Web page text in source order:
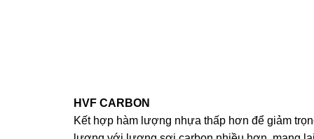
HVF CARBON
Kết hợp hàm lượng nhựa thấp hơn để giảm